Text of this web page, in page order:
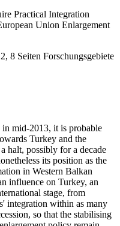
Practical Integration
Union Enlargement
8 Seiten Forschungsgebiete
mid-2013, it is probable
Turkey and the
halt, possibly for a decade
its position as the
in Western Balkan
influence on Turkey, an
stage, from
integration within as many
so that the stabilising